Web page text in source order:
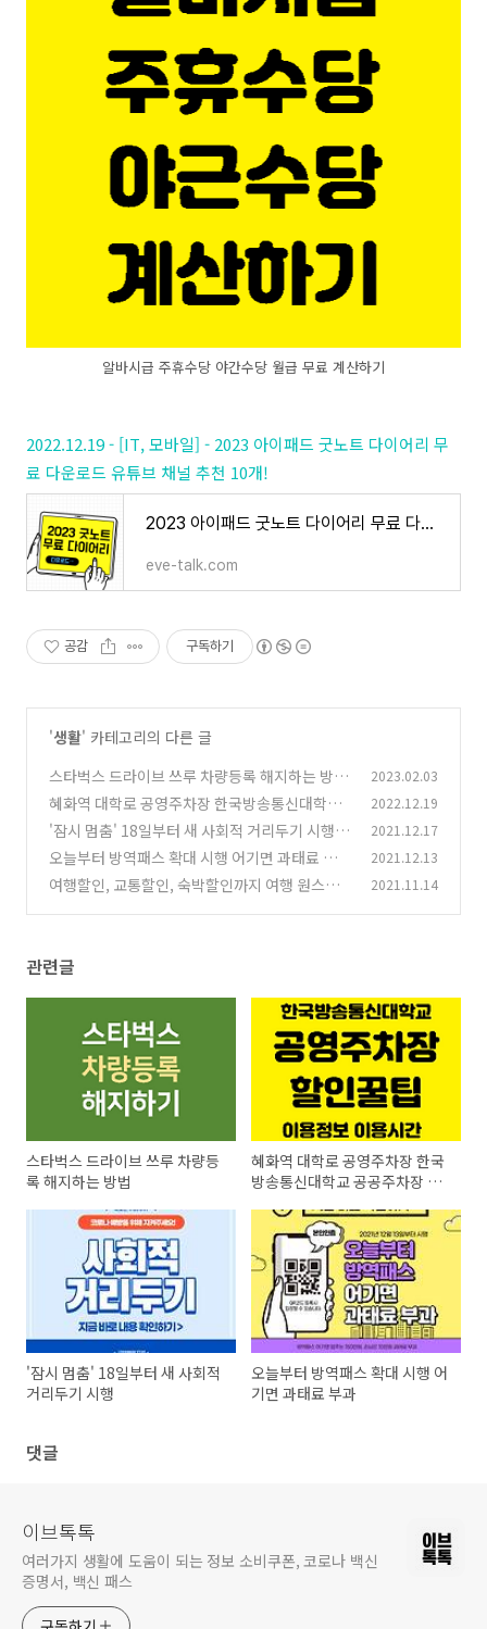
알바시급 주휴수당 야간수당 월급 무료 계산하기
2022.12.19 - [IT, 모바일] - 2023 아이패드 굿노트 다이어리 무
료 다운로드 유튜브 채널 추천 10개!
2023 아이패드 굿노트 다이어리 무료 다운로드 유튜브 채널 추천 10개!
eve-talk.com
공감 구독하기
'생활' 카테고리의 다른 글
스타벅스 드라이브 쓰루 차량등록 해지하는 방법
(4)
2023.02.03
혜화역 대학로 공영주차장 한국방송통신대학교
공공주차장 주차할인 꿀팁
(1804)
2022.12.19
'잠시 멈춤' 18일부터 새 사회적 거리두기 시행
(1
6)
2021.12.17
오늘부터 방역패스 확대 시행 어기면 과태료 부과
(8)
2021.12.13
여행할인, 교통할인, 숙박할인까지 여행 원스톱
2021.11.14
관련글
스타벅스 드라이브 쓰루 차량등
록 해지하는 방법
혜화역 대학로 공영주차장 한국
방송통신대학교 공공주차장 주
'잠시 멈춤' 18일부터 새 사회적
거리두기 시행
오늘부터 방역패스 확대 시행 어
기면 과태료 부과
댓글
이브톡톡
여러가지 생활에 도움이 되는 정보 소비쿠폰, 코로나 백신
증명서, 백신 패스